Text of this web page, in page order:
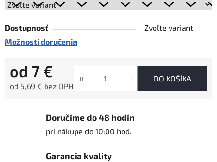
Dostupnosť
Zvoľte variant
Možnosti doručenia
od 7 €
od 5,69 € bez DPH
DO KOŠÍKA
Doručíme do 48 hodín
pri nákupe do 10:00 hod.
Garancia kvality